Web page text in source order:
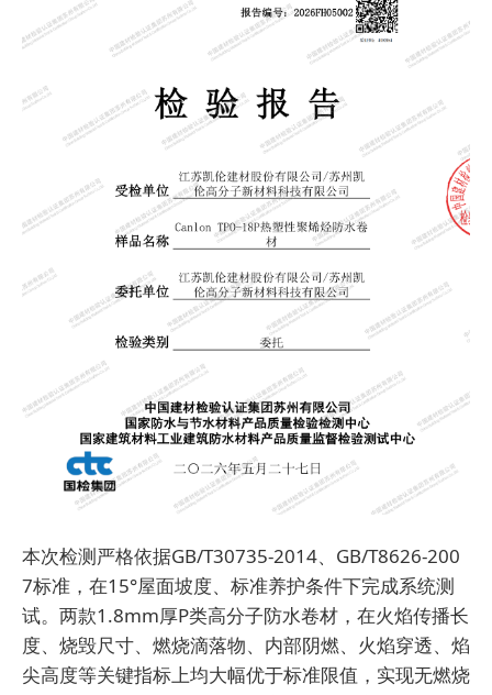
本次检测严格依据GB/T30735-2014、GB/T8626-200
7标准，在15°屋面坡度、标准养护条件下完成系统测
试。两款1.8mm厚P类高分子防水卷材，在火焰传播长
度、烧毁尺寸、燃烧滴落物、内部阴燃、火焰穿透、焰
尖高度等关键指标上均大幅优于标准限值，实现无燃烧